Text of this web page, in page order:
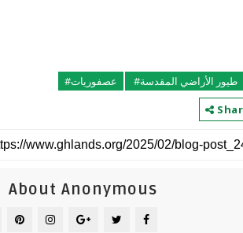
طيور الأراضي المقدسة#
عصفوريات#
About Anonymous